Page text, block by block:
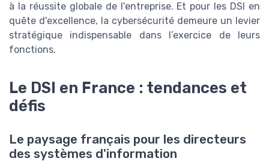
à la réussite globale de l'entreprise. Et pour les DSI en
quête d'excellence, la cybersécurité demeure un levier
stratégique indispensable dans l’exercice de leurs
fonctions.
Le DSI en France : tendances et
défis
Le paysage français pour les directeurs
des systèmes d'information